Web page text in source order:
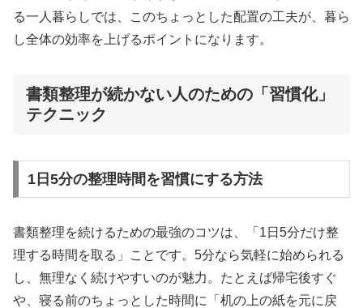
る一人暮らしでは、このちょっとした配置の工夫が、暮ら
し全体の効率を上げるポイントになります。
書類整理が続かない人のための「習慣化」
テクニック
1日5分の整理時間を習慣にする方法
書類整理を続けるための最強のコツは、「1日5分だけ整
理する時間を取る」ことです。5分なら気軽に始められる
し、無理なく続けやすいのが魅力。たとえば帰宅後すぐ
や、寝る前のちょっとした時間に「机の上の紙を元に戻